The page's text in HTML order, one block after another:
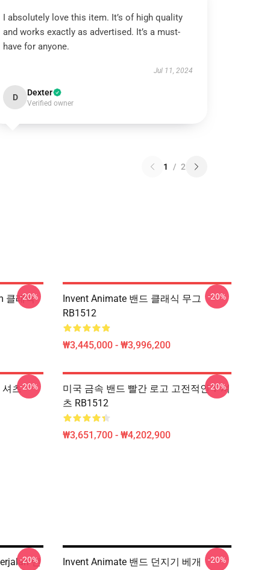
I absolutely love this item. It’s of high quality
and works exactly as advertised. It’s a must-
have for anyone.
Jul 11, 2024
D Dexter
Verified owner
1 / 2
클래식
-20%
Invent Animate 밴드 클래식 무그
RB1512
₩3,445,000 - ₩3,996,200
-20%
셔츠-20%
미국 금속 밴드 빨간 로고 고전적인 T 셔
츠 RB1512
₩3,651,700 - ₩4,202,900
-20%
던
-20%
Invent Animate 밴드 던지기 베개
-20%